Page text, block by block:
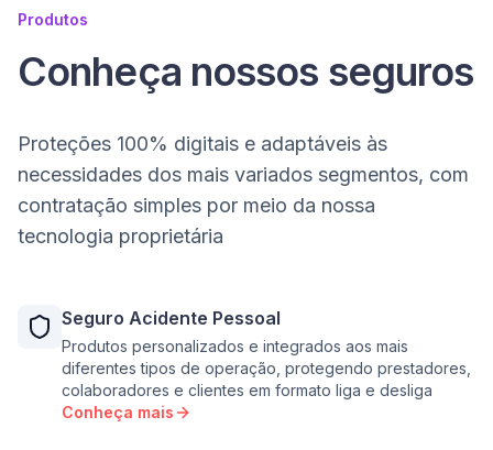
Produtos
Conheça nossos seguros
Proteções 100% digitais e adaptáveis às
necessidades dos mais variados segmentos, com
contratação simples por meio da nossa
tecnologia proprietária
Seguro Acidente Pessoal
Produtos personalizados e integrados aos mais
diferentes tipos de operação, protegendo prestadores,
colaboradores e clientes em formato liga e desliga
Conheça mais